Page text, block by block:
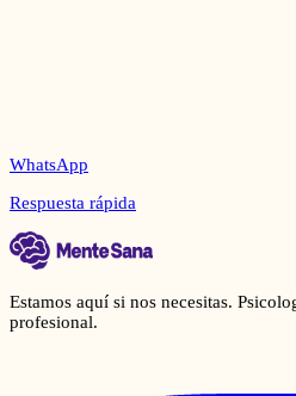
WhatsApp
Respuesta rápida
Estamos aquí si nos necesitas.
profesional.